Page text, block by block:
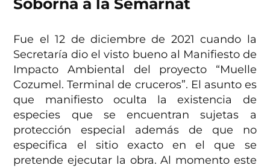
Soborna a la Semarnat
Fue el 12 de diciembre de 2021 cuando la
Secretaría dio el visto bueno al Manifiesto de
Impacto Ambiental del proyecto “Muelle
Cozumel. Terminal de cruceros”. El asunto es
que manifiesto oculta la existencia de
especies que se encuentran sujetas a
protección especial además de que no
especifica el sitio exacto en el que se
pretende ejecutar la obra. Al momento este